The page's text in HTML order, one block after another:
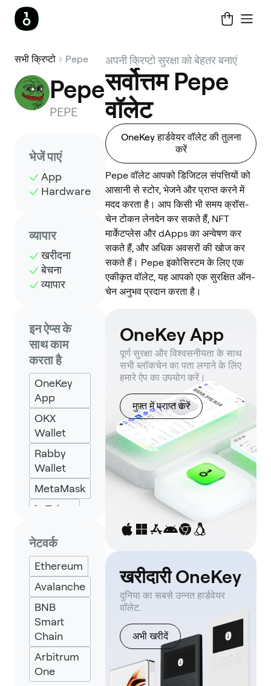
सभी क्रिप्टो Pepe
Pepe
PEPE
भेजें पाएं
App
Hardware
व्यापार
खरीदना
बेचना
व्यापार
इन ऐप्स के
साथ काम
करता है
OneKey
App
OKX
Wallet
Rabby
Wallet
MetaMask
imToken
Backpack
Keplr
Eternl
UniSat
नेटवर्क
Ethereum
Avalanche
BNB
Smart
Chain
Arbitrum
One
अपनी क्रिप्टो सुरक्षा को बेहतर बनाएं
सर्वोत्तम Pepe
वॉलेट
OneKey हार्डवेयर वॉलेट की तुलना
करें
Pepe वॉलेट आपको डिजिटल संपत्तियों को
आसानी से स्टोर, भेजने और प्राप्त करने में
मदद करता है। आप किसी भी समय क्रॉस-
चेन टोकन लेनदेन कर सकते हैं, NFT
मार्केटप्लेस और dApps का अन्वेषण कर
सकते हैं, और अधिक अवसरों की खोज कर
सकते हैं। Pepe इकोसिस्टम के लिए एक
एकीकृत वॉलेट, यह आपको एक सुरक्षित ऑन-
चेन अनुभव प्रदान करता है।
OneKey App
पूर्ण सुरक्षा और विश्वसनीयता के साथ
सभी ब्लॉकचेन का पता लगाने के लिए
हमारे ऐप का उपयोग करें।
मुफ़्त में प्राप्त करें
खरीदारी OneKey
दुनिया का सबसे उन्नत हार्डवेयर
वॉलेट.
अभी खरीदें